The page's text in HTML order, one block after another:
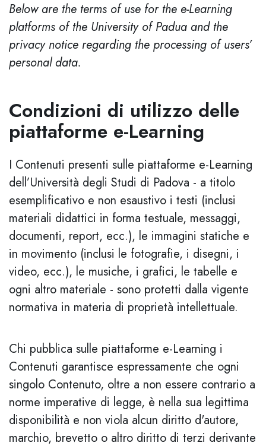
Below are the terms of use for the e-Learning
platforms of the University of Padua and the
privacy notice regarding the processing of users’
personal data.
Condizioni di utilizzo delle
piattaforme e-Learning
I Contenuti presenti sulle piattaforme e-Learning
dell’Università degli Studi di Padova - a titolo
esemplificativo e non esaustivo i testi (inclusi
materiali didattici in forma testuale, messaggi,
documenti, report, ecc.), le immagini statiche e
in movimento (inclusi le fotografie, i disegni, i
video, ecc.), le musiche, i grafici, le tabelle e
ogni altro materiale - sono protetti dalla vigente
normativa in materia di proprietà intellettuale.
Chi pubblica sulle piattaforme e-Learning i
Contenuti garantisce espressamente che ogni
singolo Contenuto, oltre a non essere contrario a
norme imperative di legge, è nella sua legittima
disponibilità e non viola alcun diritto d'autore,
marchio, brevetto o altro diritto di terzi derivante